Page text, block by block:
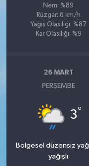
Nem: %89
Rüzgar: 6 km/h
Yağış Olasılığı: %87
Kar Olasılığı: %9
26 MART
PERŞEMBE
3°
Bölgesel düzensiz
yağışlı